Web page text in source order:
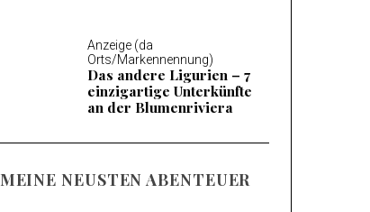
Anzeige (da
Orts/Markennennung)
Das andere Ligurien – 7
einzigartige Unterkünfte
an der Blumenriviera
MEINE NEUSTEN ABENTEUER